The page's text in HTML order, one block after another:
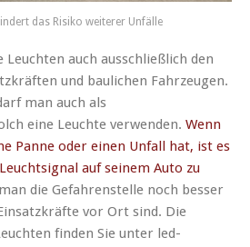
das Risiko weiterer Unfälle
Leuchten auch ausschließlich den
und baulichen Fahrzeugen.
man auch als
eine Leuchte verwenden. Wenn
Panne oder einen Unfall hat, ist es
auf seinem Auto zu
die Gefahrenstelle noch besser
vor Ort sind. Die
finden Sie unter led-